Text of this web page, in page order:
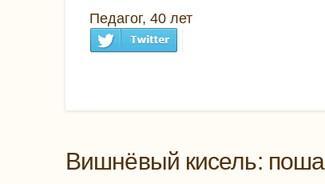
Педагог, 40 лет
Вишнёвый кисель: